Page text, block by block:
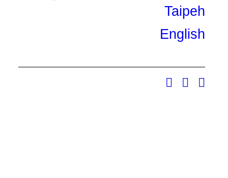
Taipeh
English